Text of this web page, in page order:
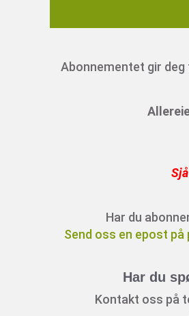
Abonnementet gir deg
Har du
Send oss en epost
Har du
Kontakt oss på